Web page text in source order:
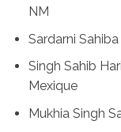
NM
Sardarni
Singh Sahib
Mexique
Mukhia Singh